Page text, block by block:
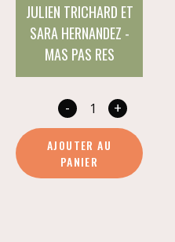
JULIEN TRICHARD ET
SARA HERNANDEZ -
MAS PAS RES
-
quantité
de
La
dalle
+
AJOUTER AU
PANIER